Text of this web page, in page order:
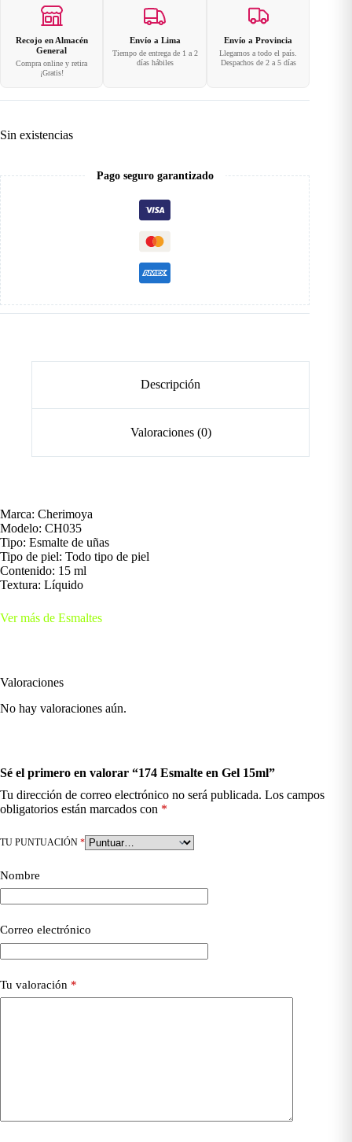
Recojo en Almacén
General
Compra online y retira
¡Gratis!
Envío a Lima
Tiempo de entrega de 1 a 2
días hábiles
Envío a Provincia
Llegamos a todo el país.
Despachos de 2 a 5 días
Sin existencias
Pago seguro garantizado
Descripción
Valoraciones (0)
Marca: Cherimoya
Modelo: CH035
Tipo: Esmalte de uñas
Tipo de piel: Todo tipo de piel
Contenido: 15 ml
Textura: Líquido
Ver más de Esmaltes
Valoraciones
No hay valoraciones aún.
Sé el primero en valorar “174 Esmalte en Gel 15ml”
Tu dirección de correo electrónico no será publicada. Los campos
obligatorios están marcados con *
TU PUNTUACIÓN *
Nombre
Correo electrónico
Tu valoración *